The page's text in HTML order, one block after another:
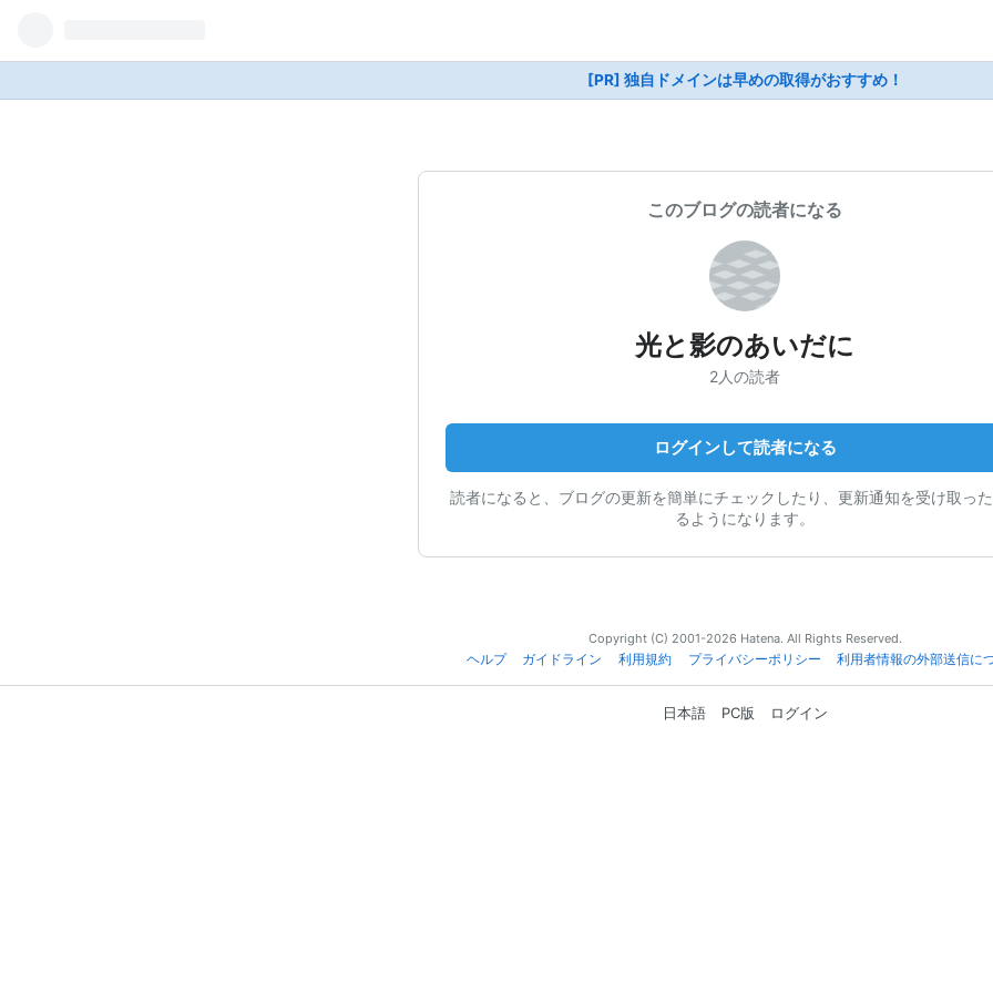
[PR] 独自ドメインは早めの取得がおすすめ！
このブログの読者になる
光と影のあいだに
2人の読者
ログインして読者になる
読者になると、ブログの更新を簡単にチェックしたり、更新通知を受け取っ
るようになります。
Copyright (C) 2001-2026 Hatena. All Rights Reserved.
ヘルプ
ガイドライン 利用規約 プライバシーポリシー 利用者情報の外部送信に
日本語 PC版 ログイン